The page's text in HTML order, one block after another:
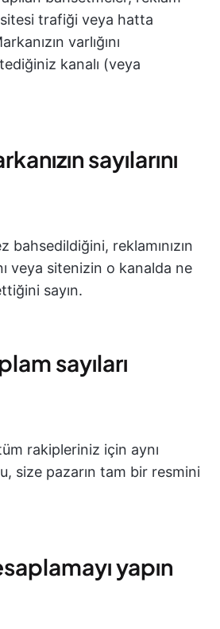
trafiği veya hatta
varlığını
kanalı (veya
sayılarını
bahsedildiğini, reklamınızın
veya sitenizin o kanalda ne
sayın.
sayıları
rakipleriniz için aynı
size pazarın tam bir resmini
yapın